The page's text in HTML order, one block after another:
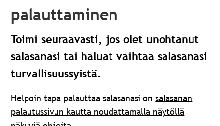
palauttaminen
Toimi seuraavasti, jos olet unohtanut
salasanasi tai haluat vaihtaa salasanasi
turvallisuussyistä.
Helpoin tapa palauttaa salasanasi onsalasanan
palautussivun kautta noudattamalla näytöllä